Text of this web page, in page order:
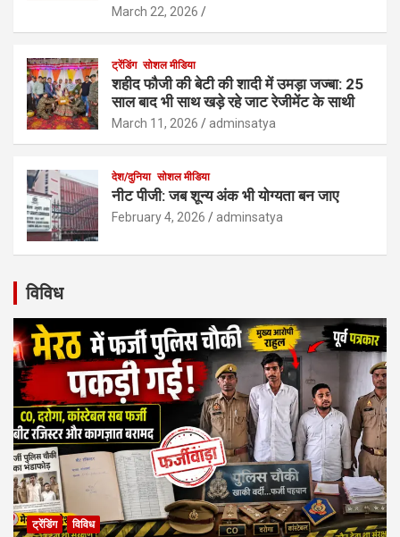
March 22, 2026
ट्रेंडिंग सोशल मीडिया
शहीद फौजी की बेटी की शादी में उमड़ा जज्बा: 25
साल बाद भी साथ खड़े रहे जाट रेजीमेंट के साथी
March 11, 2026 adminsatya
देश/दुनिया सोशल मीडिया
नीट पीजी: जब शून्य अंक भी योग्यता बन जाए
February 4, 2026 adminsatya
विविध
ट्रेंडिंग विविध